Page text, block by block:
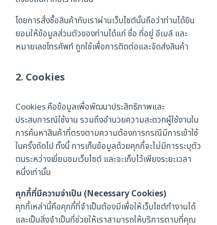
โดยการสั่งซื้อสินค้ากับเราผ่านเว็บไซต์นั้นถือว่าท่านได้ยิน
ยอมให้ข้อมูลส่วนตัวของท่านได้แก่ ชื่อ ที่อยู่ อีเมล์ และ
หมายเลขโทรศัพท์ ถูกใช้เพื่อการติดต่อและจัดส่งสินค้า
2. Cookies
Cookies คือข้อมูลเพื่อพัฒนาประสิทธิภาพและ
ประสบการณ์ใช้งาน รวมถึงอำนวยความสะดวกผู้ใช้งานใน
การค้นหาสินค้าที่ตรงตามความต้องการกรณีมีการเข้าใช้
ในครั้งถัดไป ทั้งนี้ การเก็บข้อมูลด้วยคุกกี้จะไม่มีการระบุตัว
ตนระหว่างเยี่ยมชมเว็บไซต์ และจะเก็บไว้เพียงระยะเวลา
หนึ่งเท่านั้น
คุกกี้ที่มีความจำเป็น (Necessary Cookies)
คุกกี้เหล่านี้คือคุกกี้ที่จำเป็นต้องมีเพื่อให้เว็บไซต์ทำงานได้
และเป็นสิ่งจำเป็นที่ช่วยให้เราสามารถให้บริการตามที่คุณ